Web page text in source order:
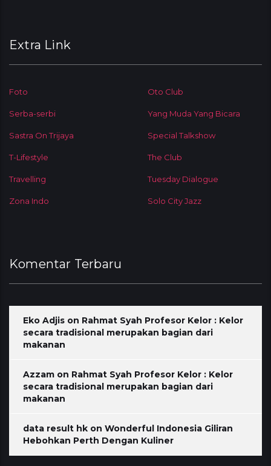
Extra Link
Foto Oto Club
Serba-serbi Yang Muda Yang Bicara
Sastra On Trijaya Special Talkshow
T-Lifestyle The Club
Travelling Tuesday Dialogue
Zona Indo Solo City Jazz
Komentar Terbaru
Eko Adjis on Rahmat Syah Profesor Kelor : Kelor
secara tradisional merupakan bagian dari
makanan
Azzam on Rahmat Syah Profesor Kelor : Kelor
secara tradisional merupakan bagian dari
makanan
data result hk on Wonderful Indonesia Giliran
Hebohkan Perth Dengan Kuliner